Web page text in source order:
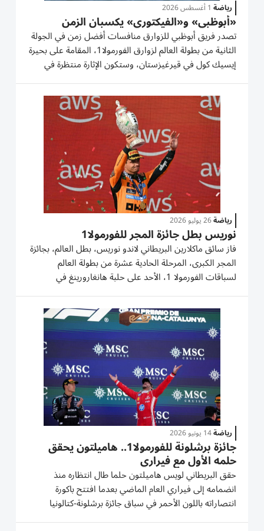
رياضة 1 أغسطس 2026
«أبوظبي» و«الفيكتوري» يكسبان الزمن
تصدر فريق أبوظبي للزوارق منافسات أفضل زمن في الجولة
الثانية من بطولة العالم لزوارق الفورمولا1، المقامة على بحيرة
إيسيك كول في قيرغيزستان، وستكون الإثارة منتظرة في
السباق الرئيس اليوم. وحقق زورق أبوظبي 5 بقيادة جوناس
مسجلاً أسرع...
رياضة26 يوليو 2026
نوريس بطل جائزة المجر للفورمولا1
فاز سائق ماكلارين البريطاني لاندو نوريس، بطل العالم، بجائزة
المجر الكبرى، المرحلة الحادية عشرة من بطولة العالم
لسباقات الفورمولا 1، الأحد على حلبة هانغارورينغ في
بودابست. وانطلق نوريس من المركز الأول، لكنه خسر
الصدارة لمصلحة زميله الأسترالي في الفريق أوسكار بياستري
في...
رياضة14 يونيو 2026
جائزة برشلونة للفورمولا1.. هاميلتون يحقق
حلمه الأول مع فيراري
حقق البريطاني لويس هاميلتون حلما طال انتظاره منذ
انضمامه إلى فيراري العام الماضي بعدما افتتح باكورة
انتصاراته باللون الأحمر في سباق جائزة برشلونة-كتالونيا
الكبرى، الجولة السابعة من بطولة العالم للفورمومولا واحد،